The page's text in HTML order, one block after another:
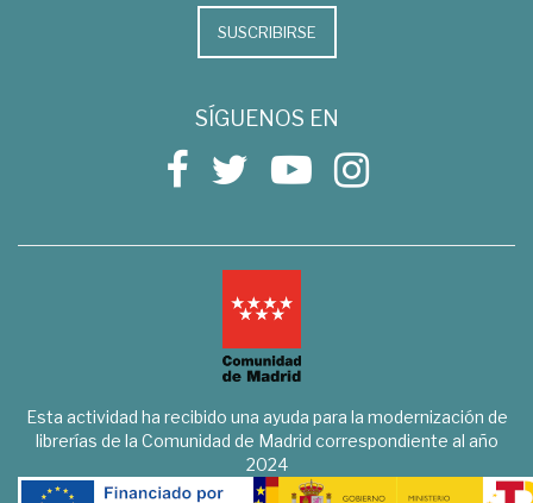
SUSCRIBIRSE
SÍGUENOS EN
Esta actividad ha recibido una ayuda para la modernización de
librerías de la Comunidad de Madrid correspondiente al año
2024